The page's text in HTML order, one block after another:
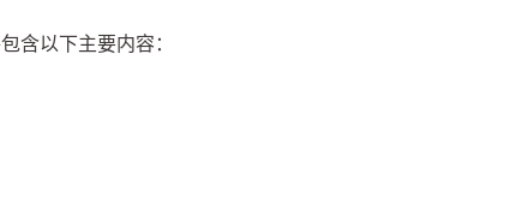
含以下主要内容：